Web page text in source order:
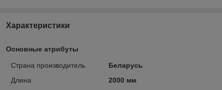
Характеристики
Основные атрибуты
Страна производитель
Беларусь
Длина
2000 мм